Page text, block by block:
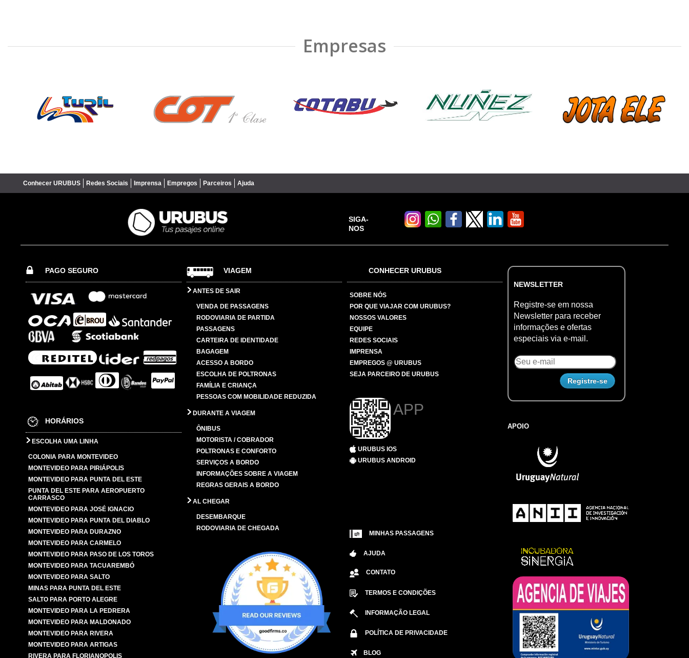
Empresas
Conhecer URUBUS Redes Sociais Imprensa Empregos Parceiros Ajuda
SIGA-
NOS
PAGO SEGURO
HORÁRIOS
ESCOLHA UMA LINHA
COLONIA PARA MONTEVIDEO
MONTEVIDEO PARA PIRIÁPOLIS
MONTEVIDEO PARA PUNTA DEL ESTE
PUNTA DEL ESTE PARA AEROPUERTO
CARRASCO
MONTEVIDEO PARA JOSÉ IGNACIO
MONTEVIDEO PARA PUNTA DEL DIABLO
MONTEVIDEO PARA DURAZNO
MONTEVIDEO PARA CARMELO
MONTEVIDEO PARA PASO DE LOS TOROS
MONTEVIDEO PARA TACUAREMBÓ
MONTEVIDEO PARA SALTO
MINAS PARA PUNTA DEL ESTE
SALTO PARA PORTO ALEGRE
MONTEVIDEO PARA LA PEDRERA
MONTEVIDEO PARA MALDONADO
MONTEVIDEO PARA RIVERA
MONTEVIDEO PARA ARTIGAS
RIVERA PARA FLORIANOPOLIS
VIAGEM
ANTES DE SAIR
VENDA DE PASSAGENS
RODOVIARIA DE PARTIDA
PASSAGENS
CARTEIRA DE IDENTIDADE
BAGAGEM
ACESSO A BORDO
ESCOLHA DE POLTRONAS
FAMÍLIA E CRIANÇA
PESSOAS COM MOBILIDADE REDUZIDA
DURANTE A VIAGEM
ÔNIBUS
MOTORISTA / COBRADOR
POLTRONAS E CONFORTO
SERVIÇOS A BORDO
INFORMAÇÕES SOBRE A VIAGEM
REGRAS GERAIS A BORDO
AL CHEGAR
DESEMBARQUE
RODOVIARIA DE CHEGADA
CONHECER URUBUS
SOBRE NÓS
POR QUE VIAJAR COM URUBUS?
NOSSOS VALORES
EQUIPE
REDES SOCIAIS
IMPRENSA
EMPREGOS @ URUBUS
SEJA PARCEIRO DE URUBUS
APP
URUBUS IOS
URUBUS ANDROID
MINHAS PASSAGENS
AJUDA
CONTATO
TERMOS E CONDIÇÕES
INFORMAÇÃO LEGAL
POLÍTICA DE PRIVACIDADE
BLOG
NEWSLETTER
Registre-se em nossa
Newsletter para receber
informações e ofertas
especiais via e-mail.
APOIO